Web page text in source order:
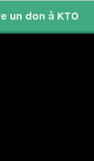
un don à KTO